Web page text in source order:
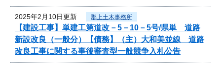
2025年2月10日更新 郡上土木事務所
【建設工事】単建工第道改－5－10－5号/県単 道路
新設改良（一般分）【債務】（主）大和美並線 道路
改良工事に関する事後審査型一般競争入札公告